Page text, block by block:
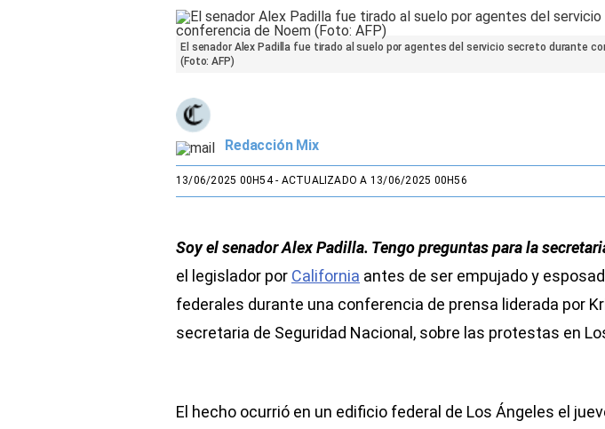
El senador Alex Padilla fue tirado al suelo por agentes del servicio secreto durante
(Foto: AFP)
Redacción Mix
13/06/2025 00H54- ACTUALIZADO A 13/06/2025 00H56
Soy el senador Alex Padilla. Tengo preguntas para la
el legislador por California antes de ser empujado y
federales durante una conferencia de prensa liderada por
secretaria de Seguridad Nacional, sobre las protestas en
El hecho ocurrió en un edificio federal de Los Ángeles el